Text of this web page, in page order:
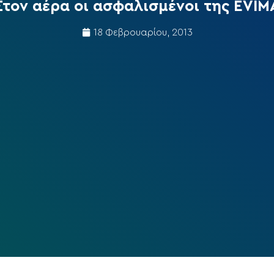
αέρα οι ασφαλισμένοι της
18 Φεβρουαρίου, 2013